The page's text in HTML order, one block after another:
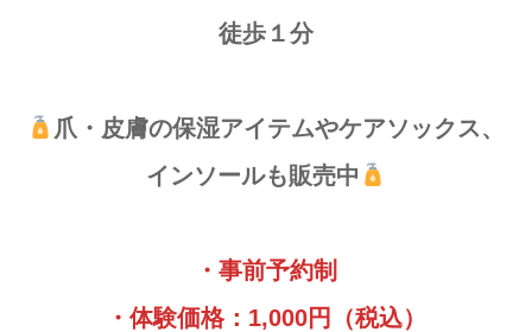
徒歩１分
爪・皮膚の保湿アイテムやケアソックス、
インソールも販売中
・事前予約制
・体験価格：1,000円（税込）